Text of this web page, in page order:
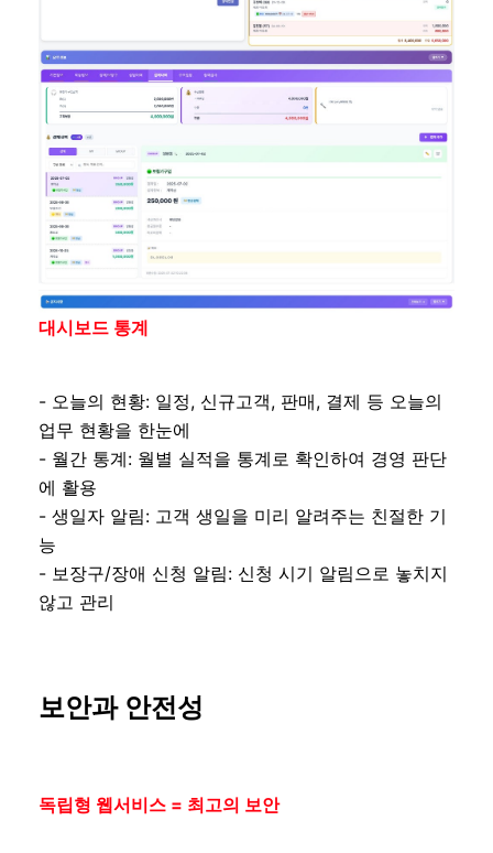
대시보드 통계
- 오늘의 현황: 일정, 신규고객, 판매, 결제 등 오늘의
업무 현황을 한눈에
- 월간 통계: 월별 실적을 통계로 확인하여 경영 판단
에 활용
- 생일자 알림: 고객 생일을 미리 알려주는 친절한 기
능
- 보장구/장애 신청 알림: 신청 시기 알림으로 놓치지
않고 관리
보안과 안전성
독립형 웹서비스 = 최고의 보안